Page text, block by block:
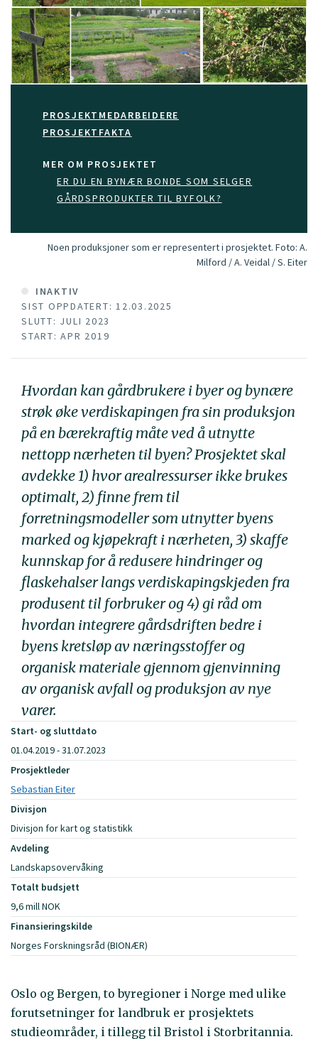
PROSJEKTMEDARBEIDERE
PROSJEKTFAKTA
MER OM PROSJEKTET
ER DU EN BYNÆR BONDE SOM SELGER
GÅRDSPRODUKTER TIL BYFOLK?
Noen produksjoner som er representert i prosjektet. Foto: A.
Milford / A. Veidal / S. Eiter
INAKTIV
SIST OPPDATERT: 12.03.2025
SLUTT: JULI 2023
START: APR 2019
Hvordan kan gårdbrukere i byer og bynære
strøk øke verdiskapingen fra sin produksjon
på en bærekraftig måte ved å utnytte
nettopp nærheten til byen? Prosjektet skal
avdekke 1) hvor arealressurser ikke brukes
optimalt, 2) finne frem til
forretningsmodeller som utnytter byens
marked og kjøpekraft i nærheten, 3) skaffe
kunnskap for å redusere hindringer og
flaskehalser langs verdiskapingskjeden fra
produsent til forbruker og 4) gi råd om
hvordan integrere gårdsdriften bedre i
byens kretsløp av næringsstoffer og
organisk materiale gjennom gjenvinning
av organisk avfall og produksjon av nye
varer.
Start- og sluttdato
01.04.2019 - 31.07.2023
Prosjektleder
Sebastian Eiter
Divisjon
Divisjon for kart og statistikk
Avdeling
Landskapsovervåking
Totalt budsjett
9,6 mill NOK
Finansieringskilde
Norges Forskningsråd (BIONÆR)
Oslo og Bergen, to byregioner i Norge med ulike
forutsetninger for landbruk er prosjektets
studieområder, i tillegg til Bristol i Storbritannia.